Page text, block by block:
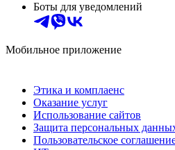
Боты для уведомлений
Мобильное приложение
Этика и комплаенс
Оказание услуг
Использование сайтов
Защита персональных
Пользовательское